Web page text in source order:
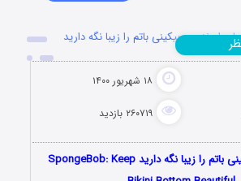
اسفنجی: بیکینی باتم را زیبا نگه دارید
۱۸ شهریور ۱۴۰۰
۲۶۰۷۱۹ بازدید
باب اسفنجی: بیکینی باتم را زیبا نگه دارید SpongeBob: Keep